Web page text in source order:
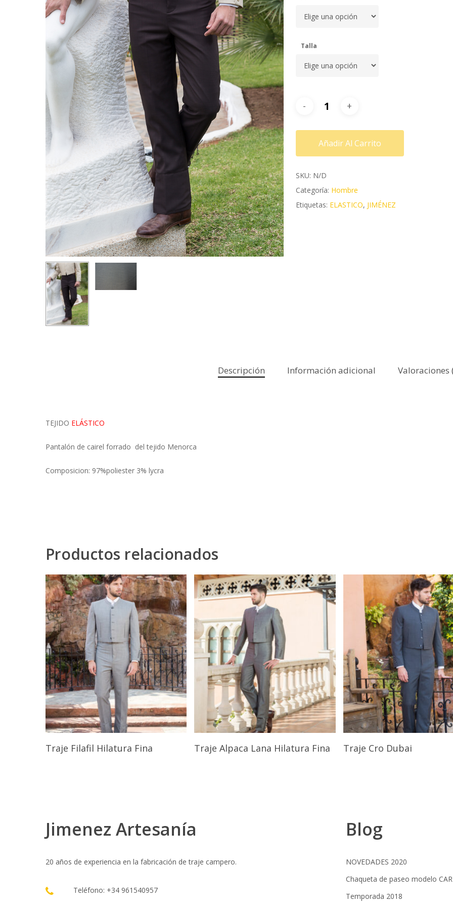
Talla
Añadir Al Carrito
SKU: N/D
Categoría: Hombre
Etiquetas: ELASTICO, JIMÉNEZ
Descripción Información adicional Valoraciones
TEJIDO ELÁSTICO
Pantalón de cairel forrado del tejido Menorca
Composicion: 97%poliester 3% lycra
Productos relacionados
Seleccionar Opciones
Traje Filafil Hilatura Fina Seleccionar Opciones
Traje Alpaca Lana Hilatura Fina Seleccionar
Traje Cro Dubai
Jimenez Artesanía
20 años de experiencia en la fabricación de traje campero.
Teléfono: +34 961540957
Blog
NOVEDADES 2020
Chaqueta de paseo modelo
Temporada 2018